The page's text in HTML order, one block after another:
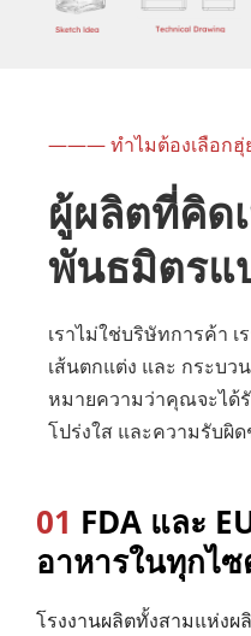
——— ทำไมต้องเลือกฮุ่
ผู้ผลิตที่คิด
พันธมิตรแ
เราไม่ใช่บริษัทการค้า เ
เส้นตกแต่ง และ กระบว
หมายความว่าคุณจะได้
โปร่งใส และความรับผิด
01 FDA และ
อาหารในทุกไ
โรงงานผลิตทั้งสามแห่ง